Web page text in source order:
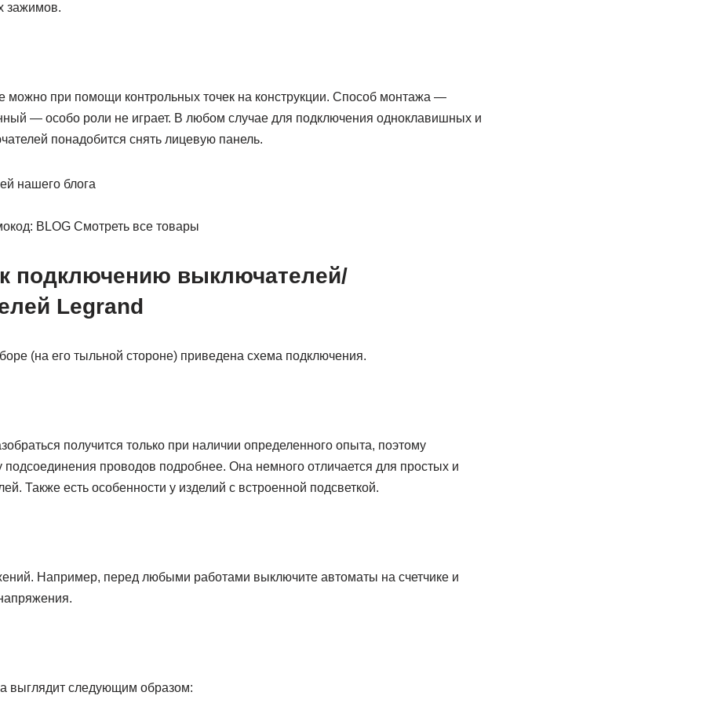
зажимов.
можно при помощи контрольных точек на конструкции. Способ монтажа —
— особо роли не играет. В любом случае для подключения одноклавишных и
понадобится снять лицевую панель.
нашего блога
BLOG Смотреть все товары
подключению выключателей/
Legrand
(на его тыльной стороне) приведена схема подключения.
получится только при наличии определенного опыта, поэтому
проводов подробнее. Она немного отличается для простых и
Также есть особенности у изделий с встроенной подсветкой.
Например, перед любыми работами выключите автоматы на счетчике и
выглядит следующим образом: